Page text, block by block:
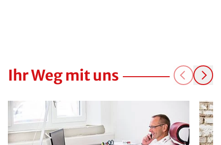
Ihr Weg mit uns